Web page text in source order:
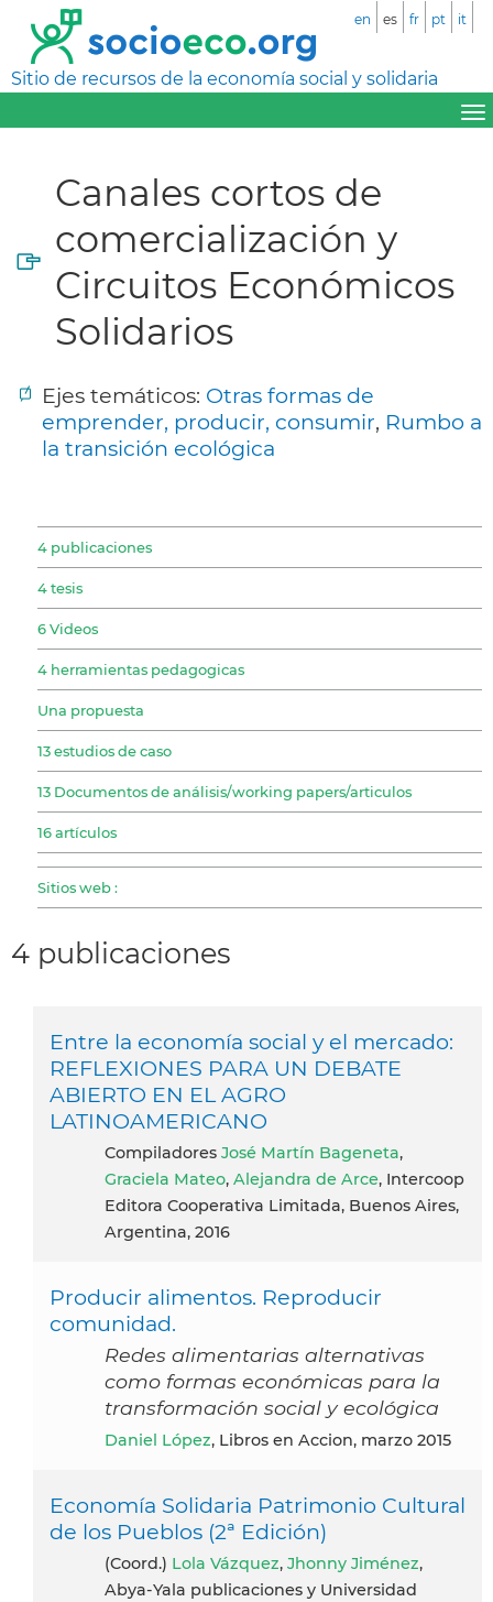
Sitio de recursos de la economía social y solidaria
en es fr pt it
Canales cortos de
comercialización y
Circuitos Económicos
Solidarios
Ejes temáticos: Otras formas de
emprender, producir, consumir, Rumbo a
la transición ecológica
4 publicaciones
4 tesis
6 Videos
4 herramientas pedagogicas
Una propuesta
13 estudios de caso
13 Documentos de análisis/working papers/articulos
16 artículos
Sitios web :
4 publicaciones
Entre la economía social y el mercado:
REFLEXIONES PARA UN DEBATE
ABIERTO EN EL AGRO
LATINOAMERICANO
compiladores José Martín Bageneta,
Graciela Mateo, Alejandra de Arce, Intercoop
Editora Cooperativa Limitada, Buenos Aires,
Argentina, 2016
Producir alimentos. Reproducir
comunidad.
Redes alimentarias alternativas
como formas económicas para la
transformación social y ecológica
Daniel López, Libros en Accion, marzo 2015
Economía Solidaria Patrimonio Cultural
de los Pueblos (2ª Edición)
(coord.) Lola Vázquez, Jhonny Jiménez,
Abya-Yala publicaciones y Universidad